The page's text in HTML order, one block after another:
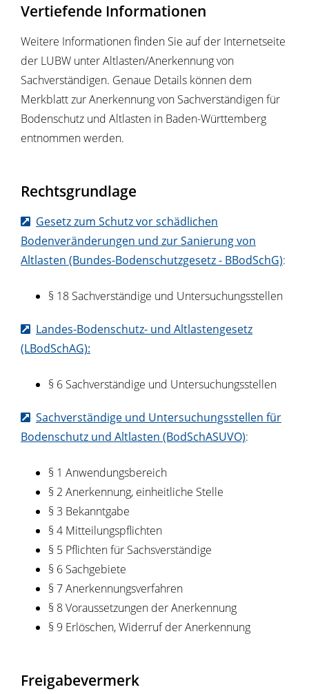
Vertiefende Informationen
Weitere Informationen finden Sie auf der Internetseite
der LUBW unter Altlasten/Anerkennung von
Sachverständigen. Genaue Details können dem
Merkblatt zur Anerkennung von Sachverständigen für
Bodenschutz und Altlasten in Baden-Württemberg
entnommen werden.
Rechtsgrundlage
Gesetz zum Schutz vor schädlichen
Bodenveränderungen und zur Sanierung von
Altlasten (Bundes-Bodenschutzgesetz - BBodSchG):
§ 18 Sachverständige und Untersuchungsstellen
Landes-Bodenschutz- und Altlastengesetz
(LBodSchAG):
§ 6 Sachverständige und Untersuchungsstellen
Sachverständige und Untersuchungsstellen für
Bodenschutz und Altlasten (BodSchASUVO):
§ 1 Anwendungsbereich
§ 2 Anerkennung, einheitliche Stelle
§ 3 Bekanntgabe
§ 4 Mitteilungspflichten
§ 5 Pflichten für Sachsverständige
§ 6 Sachgebiete
§ 7 Anerkennungsverfahren
§ 8 Voraussetzungen der Anerkennung
§ 9 Erlöschen, Widerruf der Anerkennung
Freigabevermerk